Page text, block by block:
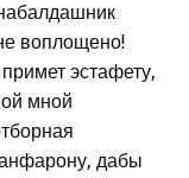
воплощено!
эстафету,
мной
дабы